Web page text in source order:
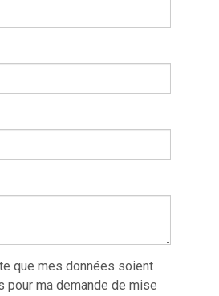
que mes données soient
pour ma demande de mise